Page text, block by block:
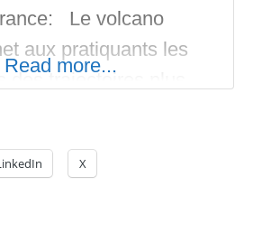
Le volcano
aux pratiquants les
des trajectoires plus
les rollers progressifs
leur rythme. C’est une
Read more...
X